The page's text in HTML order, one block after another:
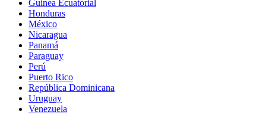
Guinea Ecuatorial
Honduras
México
Nicaragua
Panamá
Paraguay
Perú
Puerto Rico
República Dominicana
Uruguay
Venezuela